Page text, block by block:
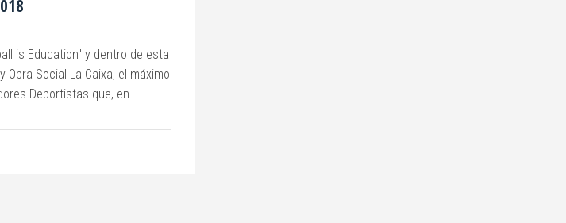
is Education" y dentro de esta
Social La Caixa, el máximo
Deportistas que, en ...